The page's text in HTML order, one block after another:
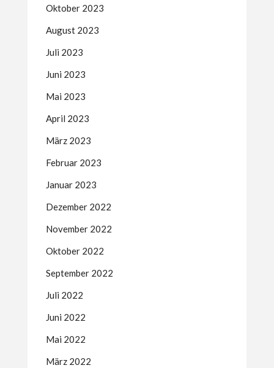
Oktober 2023
August 2023
Juli 2023
Juni 2023
Mai 2023
April 2023
März 2023
Februar 2023
Januar 2023
Dezember 2022
November 2022
Oktober 2022
September 2022
Juli 2022
Juni 2022
Mai 2022
März 2022